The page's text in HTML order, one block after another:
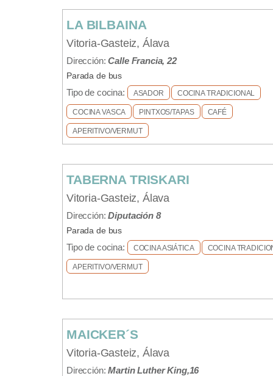
LA BILBAINA
Vitoria-Gasteiz, Álava
Dirección:Calle Francia, 22
Parada de bus
Tipo de cocina:
ASADOR COCINA TRADICIONAL
COCINA VASCA PINTXOS/TAPAS CAFÉ
APERITIVO/VERMUT
TABERNA TRISKARI
Vitoria-Gasteiz, Álava
Dirección:Diputación 8
Parada de bus
Tipo de cocina:
COCINA ASIÁTICA COCINA
APERITIVO/VERMUT
MAICKER´S
Vitoria-Gasteiz, Álava
Dirección:Martin Luther King,16